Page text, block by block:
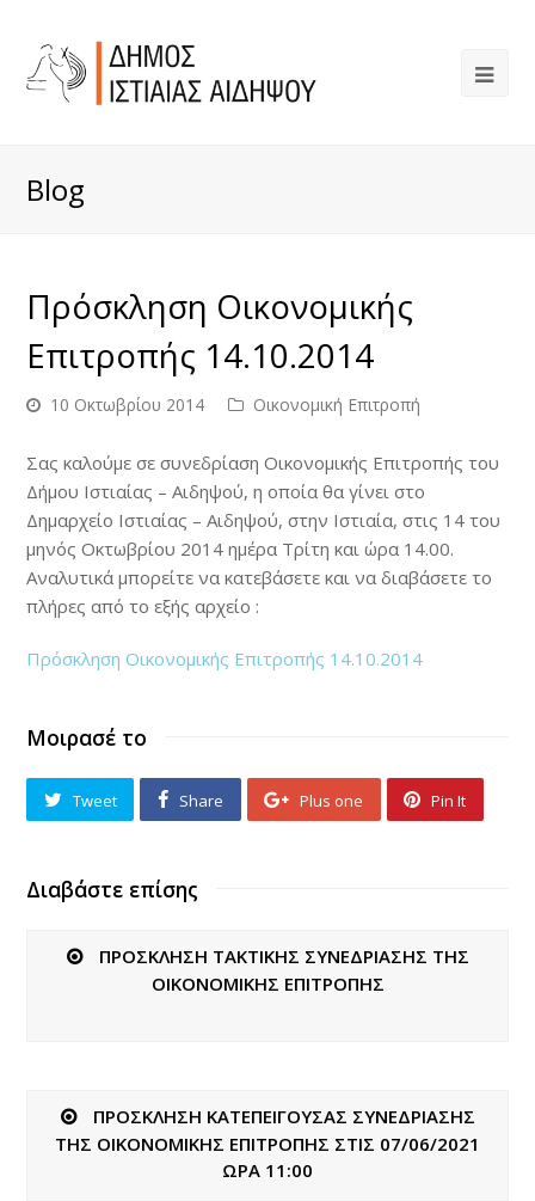
Blog
Πρόσκληση Οικονομικής
Επιτροπής 14.10.2014
10 Οκτωβρίου 2014 Οικονομική Επιτροπή
Σας καλούμε σε συνεδρίαση Οικονομικής Επιτροπής του
Δήμου Ιστιαίας – Αιδηψού, η οποία θα γίνει στο
Δημαρχείο Ιστιαίας – Αιδηψού, στην Ιστιαία, στις 14 του
μηνός Οκτωβρίου 2014 ημέρα Τρίτη και ώρα 14.00.
Αναλυτικά μπορείτε να κατεβάσετε και να διαβάσετε το
πλήρες από το εξής αρχείο :
Πρόσκληση Οικονομικής Επιτροπής 14.10.2014
Μοιρασέ το
Tweet Share Plus one Pin It
Διαβάστε επίσης
ΠΡΟΣΚΛΗΣΗ ΤΑΚΤΙΚΗΣ ΣΥΝΕΔΡΙΑΣΗΣ ΤΗΣ
ΟΙΚΟΝΟΜΙΚΗΣ ΕΠΙΤΡΟΠΗΣ
ΠΡΟΣΚΛΗΣΗ ΚΑΤΕΠΕΙΓΟΥΣΑΣ ΣΥΝΕΔΡΙΑΣΗΣ
ΤΗΣ ΟΙΚΟΝΟΜΙΚΗΣ ΕΠΙΤΡΟΠΗΣ ΣΤΙΣ 07/06/2021
ΩΡΑ 11:00